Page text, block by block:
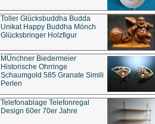
Toller Glücksbuddha Budda
Unikat Happy Buddha Mönch
Glücksbringer Holzfigur
MÜnchner Biedermeier
Historische Ohrringe
Schaumgold 585 Granate Simili
Perlen
Telefonablage Telefonregal
Design 60er 70er Jahre